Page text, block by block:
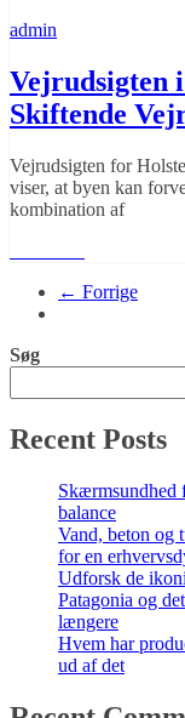
admin
Vejrudsigten
Skiftende
Vejrudsigten for
viser, at byen kan
kombination af
← Forrige
Søg
Recent Posts
Skærmsundhed
balance
Vand, beton og
for en
Udforsk de
Patagonia og
længere
Hvem har
ud af det